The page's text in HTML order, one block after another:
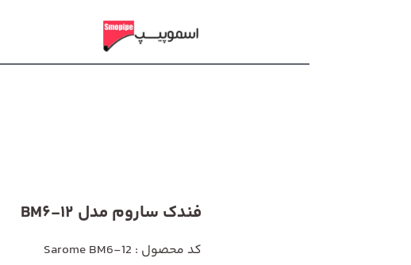
فندک ساروم مدل BM6-12
کد محصول : Sarome BM6-12